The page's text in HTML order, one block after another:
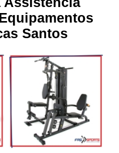
Santos